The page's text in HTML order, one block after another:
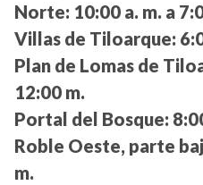
Norte: 10:00 a. m. a
Villas de Tiloarque:
Plan de Lomas de
12:00 m.
Portal del Bosque:
Roble Oeste, parte
m.